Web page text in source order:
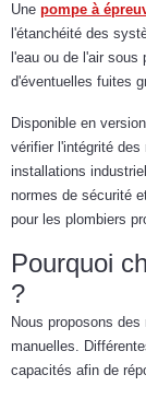
Une pompe à
l'étanchéité des
l'eau ou de l'air
d'éventuelles fuites
Disponible en
vérifier l'intégrité
installations
normes de sécurité
pour les plombiers
Pourquoi
?
Nous proposons
manuelles.
capacités afin de